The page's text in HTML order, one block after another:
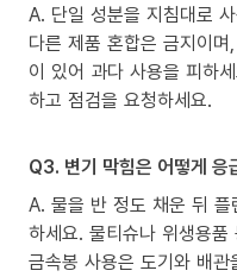
A. 단일 성분을 지침대로
다른 제품 혼합은 금지이
이 있어 과다 사용을 피하
하고 점검을 요청하세요.
Q3. 변기 막힘은 어떻게 응
A. 물을 반 정도 채운 뒤
하세요. 물티슈나 위생용
금속봉 사용은 도기와 배